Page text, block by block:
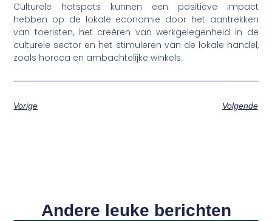
Culturele hotspots kunnen een positieve impact
hebben op de lokale economie door het aantrekken
van toeristen, het creëren van werkgelegenheid in de
culturele sector en het stimuleren van de lokale handel,
zoals horeca en ambachtelijke winkels.
Vorige Volgende
Andere leuke berichten